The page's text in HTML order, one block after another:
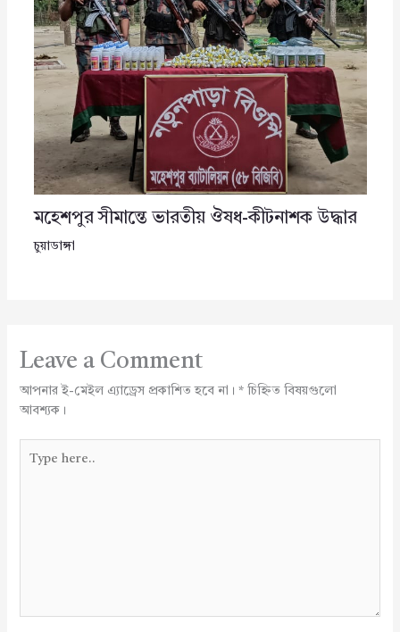
মহেশপুর সীমান্তে ভারতীয় ঔষধ-কীটনাশক উদ্ধার
চুয়াডাঙ্গা
Leave a Comment
আপনার ই-মেইল এ্যাড্রেস প্রকাশিত হবে না। *চিহ্নিত বিষয়গুলো
আবশ্যক।
here..